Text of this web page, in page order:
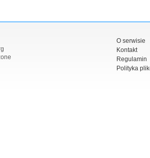
O serwisie
Kontakt
Regulamin
Polityka